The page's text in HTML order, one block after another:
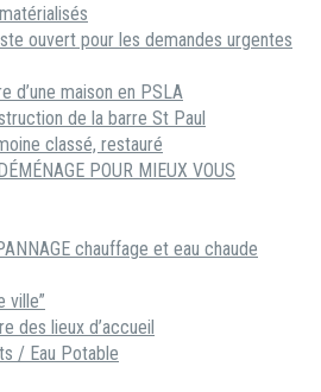
ouvert pour les demandes urgentes
d’une maison en PSLA
de la barre St Paul
classé, restauré
POUR MIEUX VOUS
chauffage et eau chaude
ville”
des lieux d’accueil
/ Eau Potable